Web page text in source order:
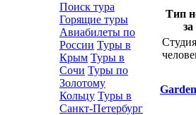
Поиск тура
Горящие туры
Авиабилеты по
России Туры в
Крым Туры в
Сочи Туры по
Золотому
Кольцу Туры в
Санкт-Петербург
Тип